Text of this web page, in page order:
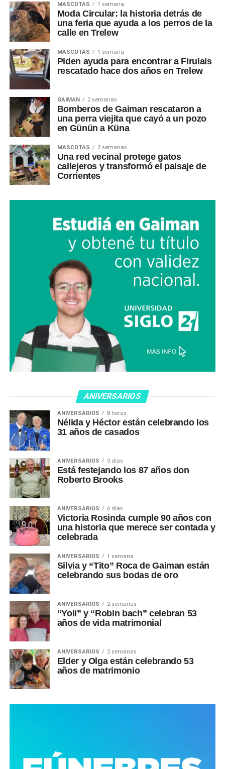
MASCOTAS 1 semana
Moda Circular: la historia detrás de
una feria que ayuda a los perros de la
calle en Trelew
MASCOTAS 1 semana
Piden ayuda para encontrar a Firulais
rescatado hace dos años en Trelew
GAIMAN 2 semanas
Bomberos de Gaiman rescataron a
una perra viejita que cayó a un pozo
en Günün a Küna
MASCOTAS 2 semanas
Una red vecinal protege gatos
callejeros y transformó el paisaje de
Corrientes
ANIVERSARIOS
ANIVERSARIOS 8 horas
Nélida y Héctor están celebrando los
31 años de casados
ANIVERSARIOS 3 días
Está festejando los 87 años don
Roberto Brooks
ANIVERSARIOS 6 días
Victoria Rosinda cumple 90 años con
una historia que merece ser contada y
celebrada
ANIVERSARIOS 1 semana
Silvia y “Tito” Roca de Gaiman están
celebrando sus bodas de oro
ANIVERSARIOS 2 semanas
“Yoli” y “Robin bach” celebran 53
años de vida matrimonial
ANIVERSARIOS 2 semanas
Elder y Olga están celebrando 53
años de matrimonio